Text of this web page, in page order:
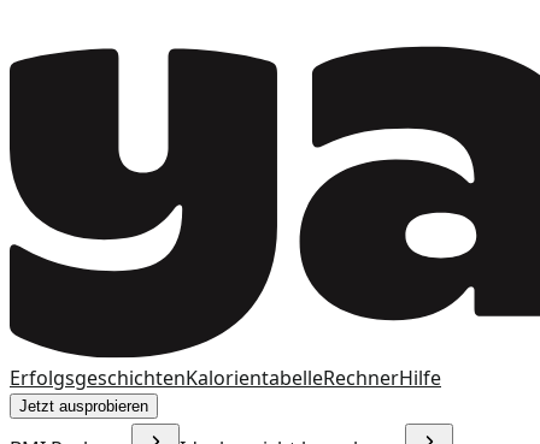
ErfolgsgeschichtenKalorientabelleRechnerHilfe
Jetzt ausprobieren